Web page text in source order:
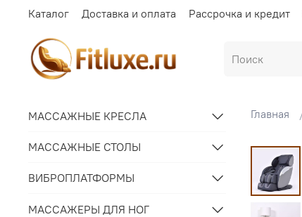
Каталог Доставка и оплата Рассрочка и кредит
Главная
МАССАЖНЫЕ КРЕСЛА
МАССАЖНЫЕ СТОЛЫ
ВИБРОПЛАТФОРМЫ
МАССАЖЕРЫ ДЛЯ НОГ